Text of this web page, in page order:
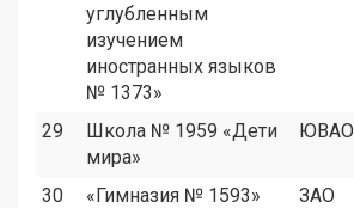
углубленным
изучением
иностранных языков
№ 1373»
29
Школа № 1959 «Дети
мира»
ЮВАО
30 «Гимназия № 1593» ЗАО